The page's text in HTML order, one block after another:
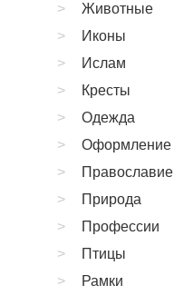
Животные
Иконы
Ислам
Кресты
Одежда
Оформление
Православие
Природа
Профессии
Птицы
Рамки